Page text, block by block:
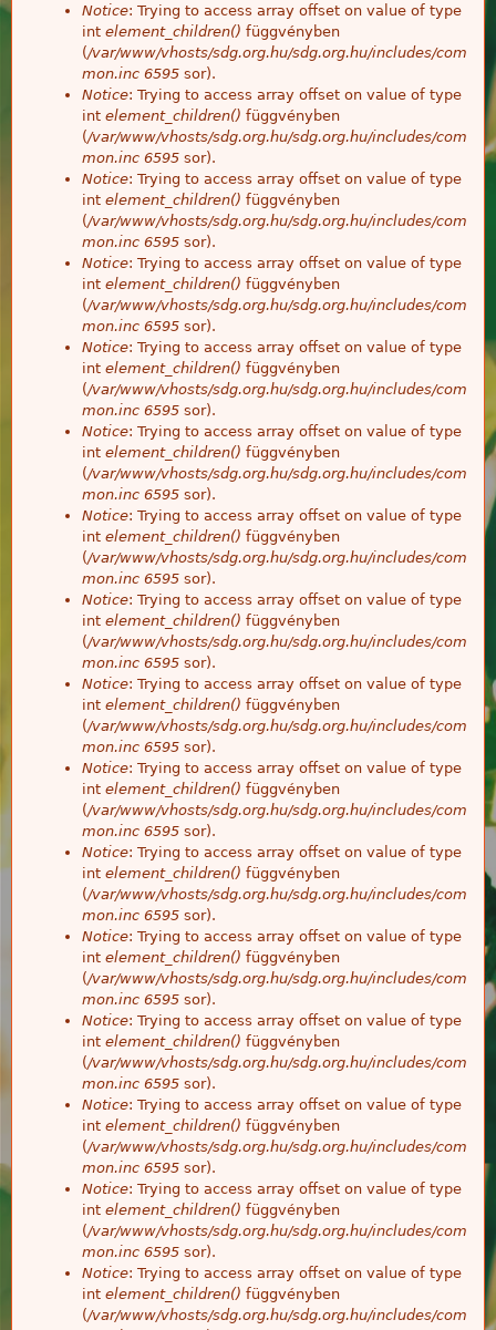
Notice: Trying to access array offset on value of type
int element_children() függvényben
(/var/www/vhosts/sdg.org.hu/sdg.org.hu/includes/com
mon.inc 6595 sor).
Notice: Trying to access array offset on value of type
int element_children() függvényben
(/var/www/vhosts/sdg.org.hu/sdg.org.hu/includes/com
mon.inc 6595 sor).
Notice: Trying to access array offset on value of type
int element_children() függvényben
(/var/www/vhosts/sdg.org.hu/sdg.org.hu/includes/com
mon.inc 6595 sor).
Notice: Trying to access array offset on value of type
int element_children() függvényben
(/var/www/vhosts/sdg.org.hu/sdg.org.hu/includes/com
mon.inc 6595 sor).
Notice: Trying to access array offset on value of type
int element_children() függvényben
(/var/www/vhosts/sdg.org.hu/sdg.org.hu/includes/com
mon.inc 6595 sor).
Notice: Trying to access array offset on value of type
int element_children() függvényben
(/var/www/vhosts/sdg.org.hu/sdg.org.hu/includes/com
mon.inc 6595 sor).
Notice: Trying to access array offset on value of type
int element_children() függvényben
(/var/www/vhosts/sdg.org.hu/sdg.org.hu/includes/com
mon.inc 6595 sor).
Notice: Trying to access array offset on value of type
int element_children() függvényben
(/var/www/vhosts/sdg.org.hu/sdg.org.hu/includes/com
mon.inc 6595 sor).
Notice: Trying to access array offset on value of type
int element_children() függvényben
(/var/www/vhosts/sdg.org.hu/sdg.org.hu/includes/com
mon.inc 6595 sor).
Notice: Trying to access array offset on value of type
int element_children() függvényben
(/var/www/vhosts/sdg.org.hu/sdg.org.hu/includes/com
mon.inc 6595 sor).
Notice: Trying to access array offset on value of type
int element_children() függvényben
(/var/www/vhosts/sdg.org.hu/sdg.org.hu/includes/com
mon.inc 6595 sor).
Notice: Trying to access array offset on value of type
int element_children() függvényben
(/var/www/vhosts/sdg.org.hu/sdg.org.hu/includes/com
mon.inc 6595 sor).
Notice: Trying to access array offset on value of type
int element_children() függvényben
(/var/www/vhosts/sdg.org.hu/sdg.org.hu/includes/com
mon.inc 6595 sor).
Notice: Trying to access array offset on value of type
int element_children() függvényben
(/var/www/vhosts/sdg.org.hu/sdg.org.hu/includes/com
mon.inc 6595 sor).
Notice: Trying to access array offset on value of type
int element_children() függvényben
(/var/www/vhosts/sdg.org.hu/sdg.org.hu/includes/com
mon.inc 6595 sor).
Notice: Trying to access array offset on value of type
int element_children() függvényben
(/var/www/vhosts/sdg.org.hu/sdg.org.hu/includes/com